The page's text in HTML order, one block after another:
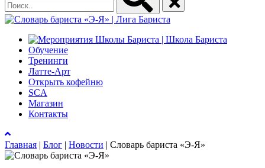
Обучение
Тренинги
Латте-Арт
Открыть кофейню
SCA
Магазин
Контакты
Главная | Блог | Новости | Словарь бариста «Э-Я»